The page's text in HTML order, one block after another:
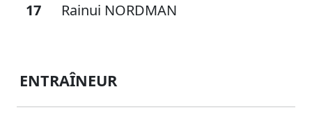
17 Rainui NORDMAN
ENTRAÎNEUR